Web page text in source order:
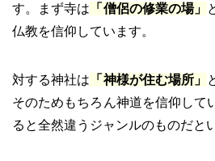
す。まず寺は 「僧侶の修業の場」
仏教を信仰しています。
対する神社は 「神様が住む場所」
そのためもちろん神道を信仰して
ると全然違うジャンルのものだと